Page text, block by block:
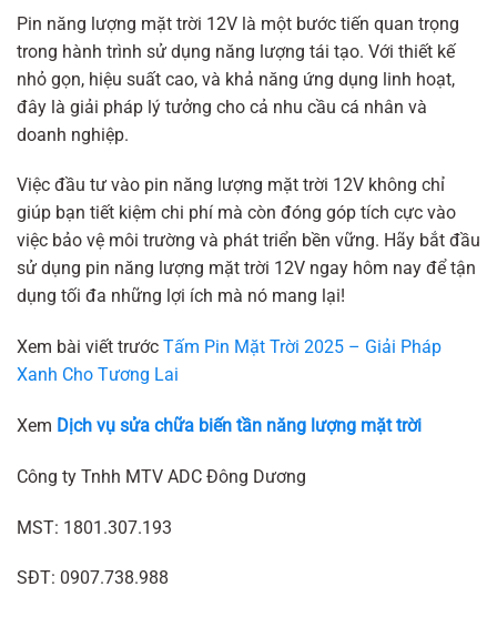
Pin năng lượng mặt trời 12V là một bước tiến quan trọng
trong hành trình sử dụng năng lượng tái tạo. Với thiết kế
nhỏ gọn, hiệu suất cao, và khả năng ứng dụng linh hoạt,
đây là giải pháp lý tưởng cho cả nhu cầu cá nhân và
doanh nghiệp.
Việc đầu tư vào pin năng lượng mặt trời 12V không chỉ
giúp bạn tiết kiệm chi phí mà còn đóng góp tích cực vào
việc bảo vệ môi trường và phát triển bền vững. Hãy bắt đầu
sử dụng pin năng lượng mặt trời 12V ngay hôm nay để tận
dụng tối đa những lợi ích mà nó mang lại!
Xem bài viết trước Tấm Pin Mặt Trời 2025 – Giải Pháp
Xanh Cho Tương Lai
Xem Dịch vụ sửa chữa biến tần năng lượng mặt trời
Công ty Tnhh MTV ADC Đông Dương
MST: 1801.307.193
SĐT: 0907.738.988